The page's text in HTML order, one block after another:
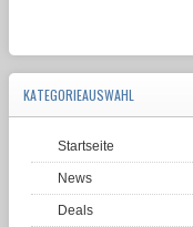
KATEGORIEAUSWAHL
Startseite
News
Deals